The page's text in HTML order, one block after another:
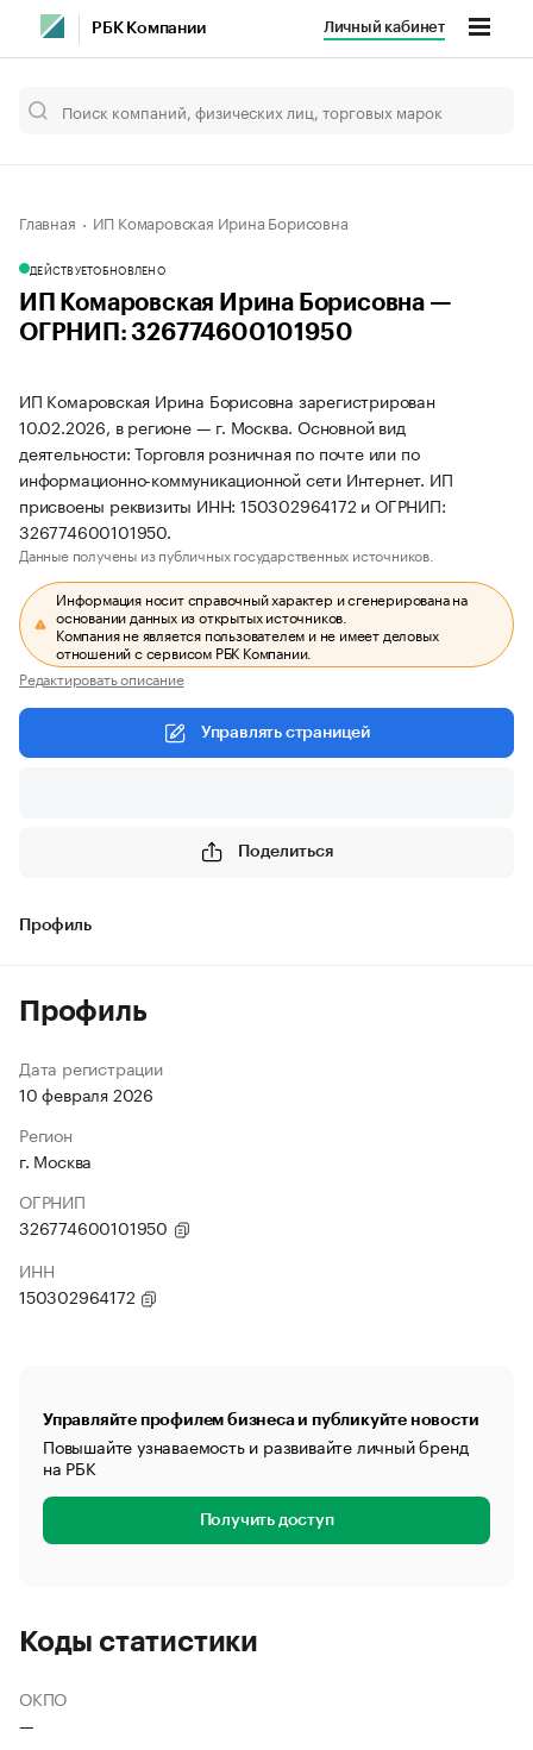
РБК Компании Личный кабинет
Главная ИП Комаровская Ирина Борисовна
ДЕЙСТВУЕТОБНОВЛЕНО
ИП Комаровская Ирина Борисовна —
ОГРНИП: 326774600101950
ИП Комаровская Ирина Борисовна зарегистрирован
10.02.2026, в регионе — г. Москва. Основной вид
деятельности: Торговля розничная по почте или по
информационно-коммуникационной сети Интернет. ИП
присвоены реквизиты ИНН: 150302964172 и ОГРНИП:
326774600101950.
Данные получены из публичных государственных источников.
Информация носит справочный характер и сгенерирована на
основании данных из открытых источников.
Компания не является пользователем и не имеет деловых
отношений с сервисом РБК Компании.
Редактировать описание
Управлять страницей
Поделиться
Профиль
Профиль
Дата регистрации
10 февраля 2026
Регион
г. Москва
ОГРНИП
326774600101950
ИНН
150302964172
Управляйте профилем бизнеса и публикуйте новости
Повышайте узнаваемость и развивайте личный бренд
на РБК
Получить доступ
Коды статистики
ОКПО
—